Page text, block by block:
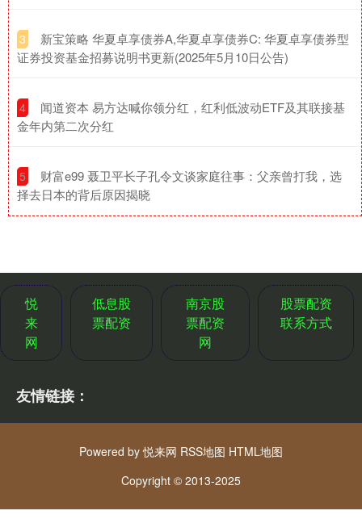
3
​新宝策略 华夏卓享债券A,华夏卓享债券C: 华夏卓享债券型
证券投资基金招募说明书更新(2025年5月10日公告)
4
​闻道资本 易方达喊你领分红，红利低波动ETF及其联接基
金年内第二次分红
5
​财富e99 聂卫平长子孔令文谈家庭往事：父亲曾打我，选
择去日本的背后原因揭晓
悦
来
网
低息股
票配资
南京股
票配资
网
股票配资
联系方式
友情链接：
Powered by悦来网 RSS地图 HTML地图
Copyright © 2013-2025